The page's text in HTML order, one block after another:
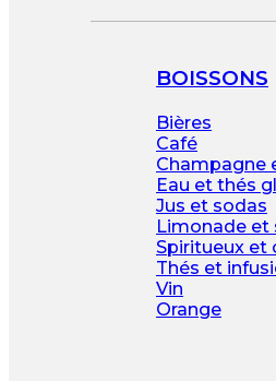
BOISSONS
Bières
Café
Champagne
Eau et thés
Jus et sodas
Limonade et
Spiritueux et
Thés et
Vin
Orange